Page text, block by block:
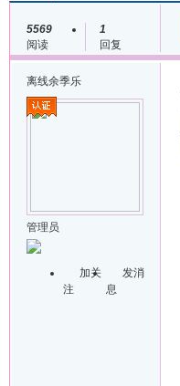
5569
阅读
1
回复
离线余季乐
管理员
加关
注
发消
息